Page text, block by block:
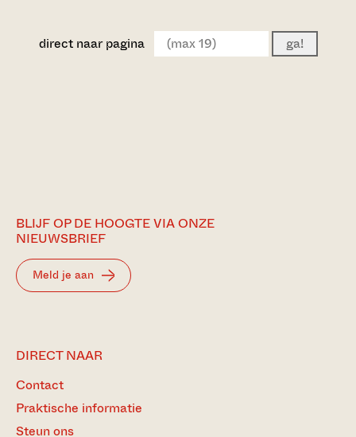
direct naar pagina ga!
BLIJF OP DE HOOGTE VIA ONZE
NIEUWSBRIEF
Meld je aan
DIRECT NAAR
Contact
Praktische informatie
Steun ons